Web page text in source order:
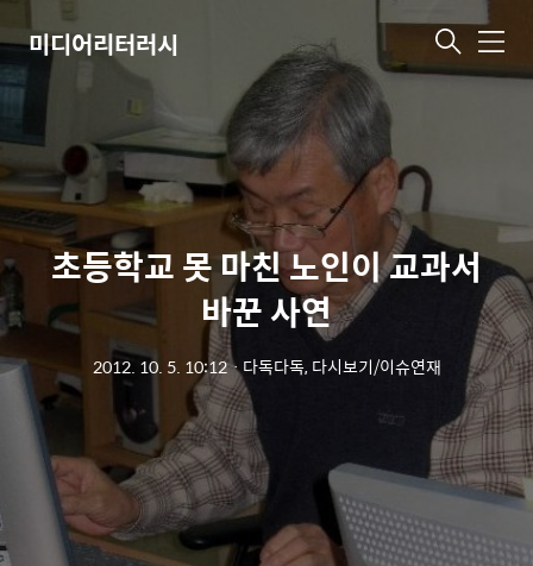
미디어리터러시 메
뉴
초등학교 못 마친 노인이 교과서
바꾼 사연
2012. 10. 5. 10:12ㆍ다독다독, 다시보기/이슈연재